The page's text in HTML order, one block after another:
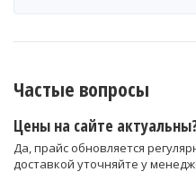
Частые вопросы
Цены на сайте
Да, прайс обновляется
доставкой уточняйте у